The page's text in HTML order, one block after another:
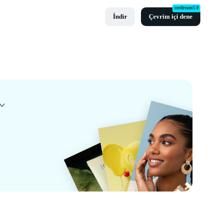
İndir Çevrim içi dene
seedream5.0